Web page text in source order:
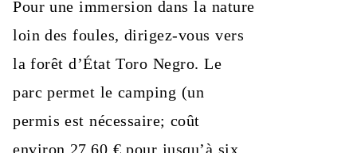
Pour une immersion dans la nature
loin des foules, dirigez-vous vers
la forêt d’État Toro Negro. Le
parc permet le camping (un
permis est nécessaire; coût
environ 27,60 € pour jusqu’à six